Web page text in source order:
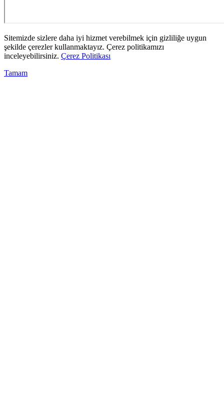
Sitemizde sizlere daha iyi hizmet verebilmek için gizliliğe uygun
şekilde çerezler kullanmaktayız. Çerez politikamızı
inceleyebilirsiniz. Çerez Politikası
Tamam